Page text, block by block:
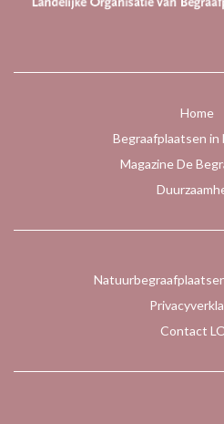
Home
Begraafplaatsen in
Magazine De
Contact